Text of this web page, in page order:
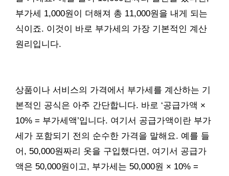
부가세 1,000원이 더해져 총 11,000원을 내게 되는
식이죠. 이것이 바로 부가세의 가장 기본적인 계산
원리입니다.
상품이나 서비스의 가격에서 부가세를 계산하는 기
본적인 공식은 아주 간단합니다. 바로 ‘공급가액 ×
10% = 부가세액’입니다. 여기서 공급가액이란 부가
세가 포함되기 전의 순수한 가격을 말해요. 예를 들
어, 50,000원짜리 옷을 구입했다면, 여기서 공급가
액은 50,000원이고, 부가세는 50,000원 × 10% =